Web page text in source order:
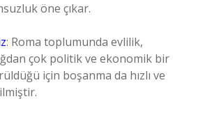
öne çıkar.
: Roma toplumunda evlilik,
çok politik ve ekonomik bir
için boşanma da hızlı ve